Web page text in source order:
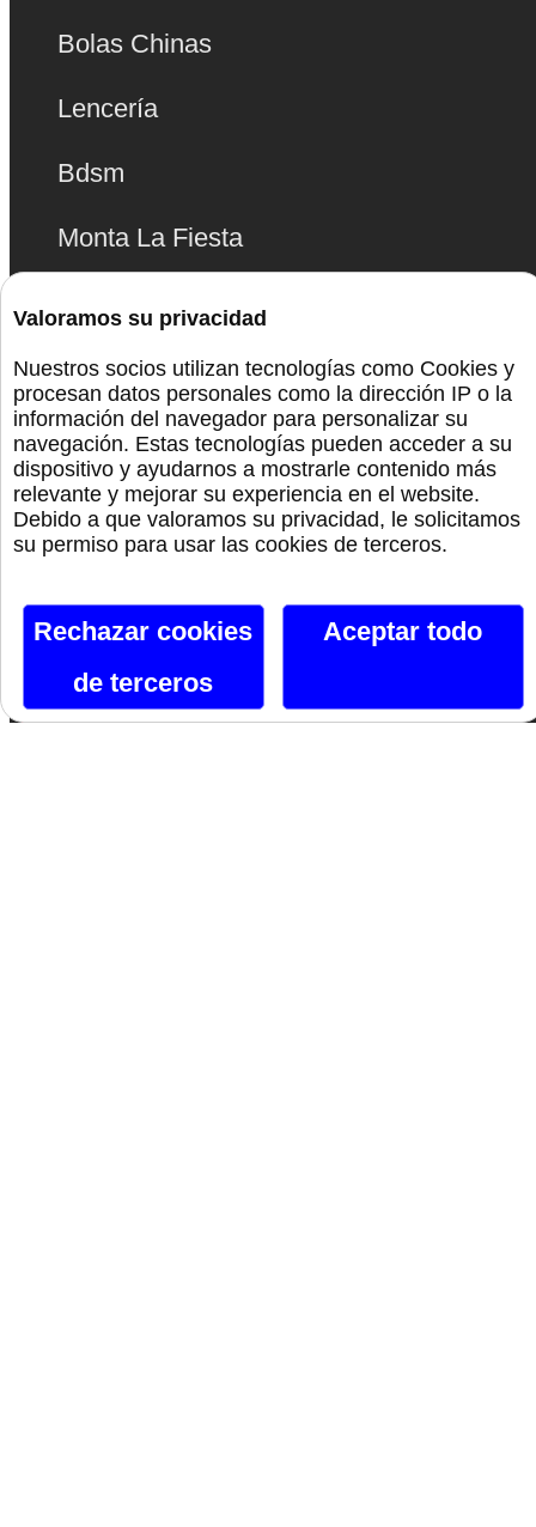
Bolas Chinas
Lencería
Bdsm
Monta La Fiesta
Preservativos
Orgullo
Canal De Telegram
Siguenos En Facebook
Instagram
Si te gusta lo que ves, hazlo tuyo.
Valoramos su privacidad
Nuestros socios utilizan tecnologías como Cookies y
procesan datos personales como la dirección IP o la
información del navegador para personalizar su
navegación. Estas tecnologías pueden acceder a su
dispositivo y ayudarnos a mostrarle contenido más
relevante y mejorar su experiencia en el website.
Debido a que valoramos su privacidad, le solicitamos
su permiso para usar las cookies de terceros.
Rechazar cookies
de terceros
Aceptar todo